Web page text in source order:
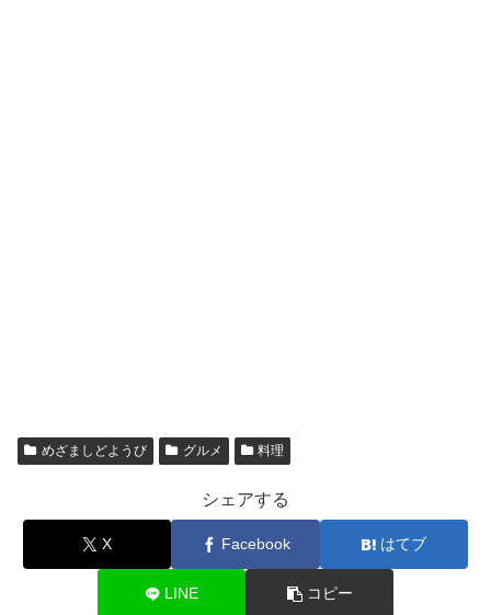
めざましどようび グルメ 料理
シェアする
X Facebook はてブ
LINE コピー